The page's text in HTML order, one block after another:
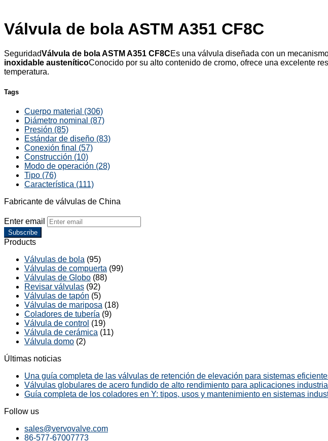
Válvula de bola ASTM A351 CF8C
SeguridadVálvula de bola ASTM A351 CF8CEs una válvula diseñada con un
inoxidable austeníticoConocido por su alto contenido de cromo, ofrece una excelente
temperatura.
Tags
Cuerpo material (306)
Diámetro nominal (87)
Presión (85)
Estándar de diseño (83)
Conexión final (57)
Construcción (10)
Modo de operación (28)
Tipo (76)
Característica (111)
Fabricante de válvulas de China
Enter email
Subscribe
Products
Válvulas de bola (95)
Válvulas de compuerta (99)
Válvulas de Globo (88)
Revisar válvulas (92)
Válvulas de tapón (5)
Válvulas de mariposa (18)
Coladores de tubería (9)
Válvula de control (19)
Válvula de cerámica (11)
Válvula domo (2)
Últimas noticias
Una guía completa de las válvulas de retención de elevación para sistemas
Válvulas globulares de acero fundido de alto rendimiento para aplicaciones
Guía completa de los coladores en Y: tipos, usos y mantenimiento en sistemas
Follow us
sales@vervovalve.com
86-577-67007773